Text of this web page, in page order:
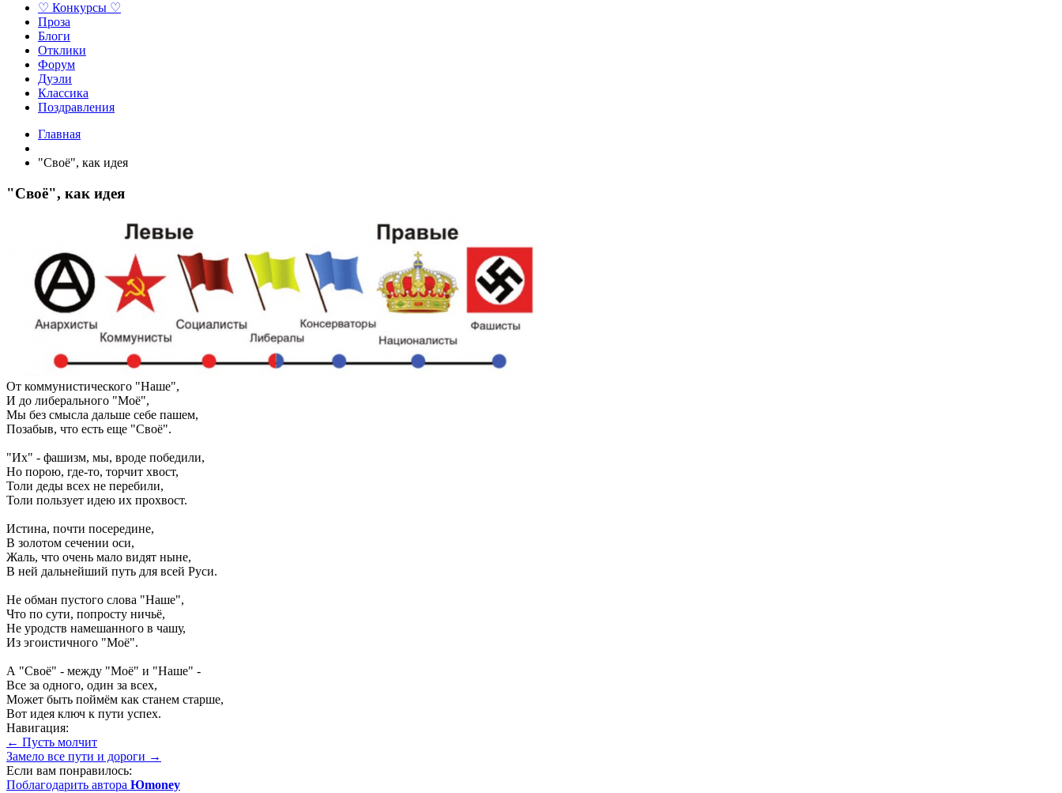
♡ Конкурсы ♡
Проза
Блоги
Отклики
Форум
Дуэли
Классика
Поздравления
Главная
"Своё", как идея
"Своё", как идея
От коммунистического "Наше",
И до либерального "Моё",
Мы без смысла дальше себе пашем,
Позабыв, что есть еще "Своё".
"Их" - фашизм, мы, вроде победили,
Но порою, где-то, торчит хвост,
Толи деды всех не перебили,
Толи пользует идею их прохвост.
Истина, почти посередине,
В золотом сечении оси,
Жаль, что очень мало видят ныне,
В ней дальнейший путь для всей Руси.
Не обман пустого слова "Наше",
Что по сути, попросту ничьё,
Не уродств намешанного в чашу,
Из эгоистичного "Моё".
А "Своё" - между "Моё" и "Наше" -
Все за одного, один за всех,
Может быть поймём как станем старше,
Вот идея ключ к пути успех.
Навигация:
← Пусть молчит
Замело все пути и дороги →
Если вам понравилось:
Поблагодарить автора Юmoney